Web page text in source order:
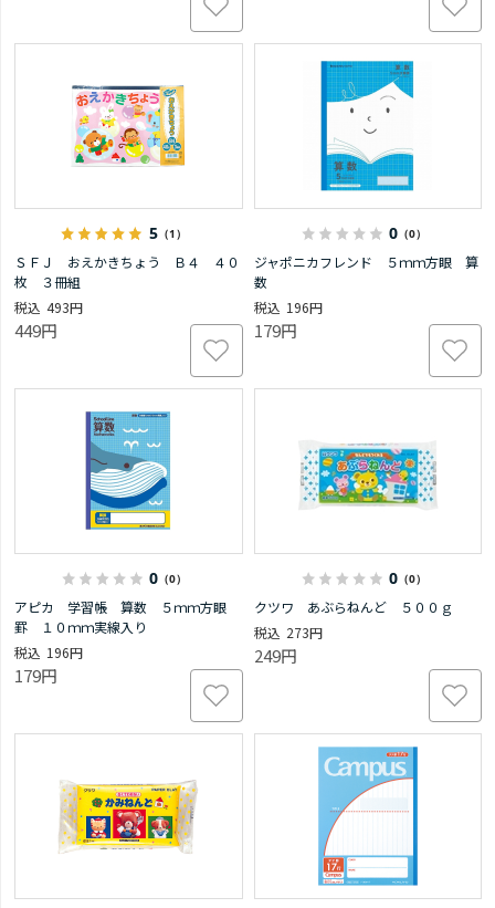
5 （1）
ＳＦＪ おえかきちょう Ｂ４ ４０
枚 ３冊組
493円
449円
0（0）
ジャポニカフレンド ５ｍｍ方眼 算
数
196円
179円
0 （0）
アピカ 学習帳 算数 ５ｍｍ方眼
罫 １０ｍｍ実線入り
196円
179円
0（0）
クツワ あぶらねんど ５００ｇ
273円
249円